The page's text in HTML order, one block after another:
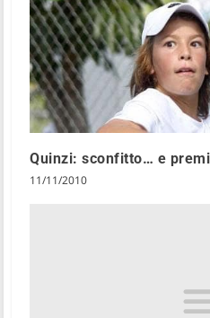
Quinzi: sconfitto… e
11/11/2010